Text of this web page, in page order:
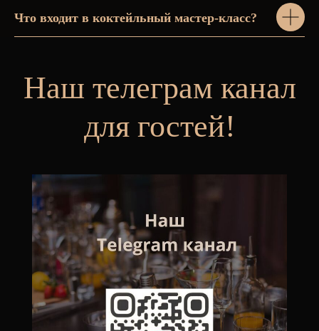
Что входит в коктейльный мастер-класс?
Наш телеграм канал
для гостей!